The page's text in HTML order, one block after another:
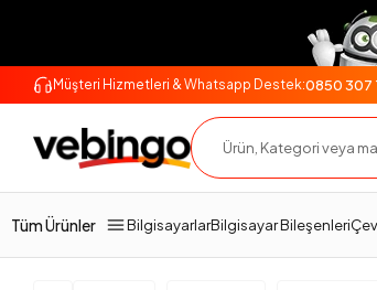
Müşteri Hizmetleri & Whatsapp Destek:0850 307
Tüm Ürünler BilgisayarlarBilgisayar Bileşenleri
Ürün Açıklaması